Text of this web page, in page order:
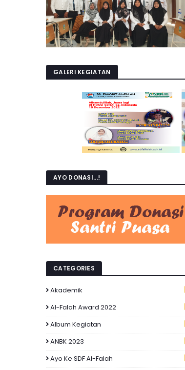
GALERI KEGIATAN
AYO DONASI...!
CATEGORIES
Akademik
Al-Falah Award 2022
Album Kegiatan
ANBK 2023
Ayo Ke SDF Al-Falah